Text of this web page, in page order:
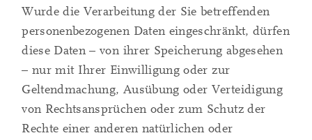
Wurde die Verarbeitung der Sie betreffenden
personenbezogenen Daten eingeschränkt, dürfen
diese Daten – von ihrer Speicherung abgesehen
– nur mit Ihrer Einwilligung oder zur
Geltendmachung, Ausübung oder Verteidigung
von Rechtsansprüchen oder zum Schutz der
Rechte einer anderen natürlichen oder